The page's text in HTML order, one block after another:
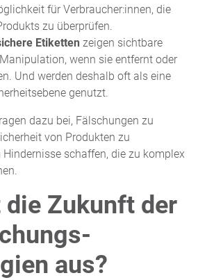
für Verbraucher:innen, die
zu überprüfen.
Etiketten zeigen sichtbare
wenn sie entfernt oder
Und werden deshalb oft als eine
genutzt.
dazu bei, Fälschungen zu
von Produkten zu
schaffen, die zu komplex
die Zukunft der
aus?